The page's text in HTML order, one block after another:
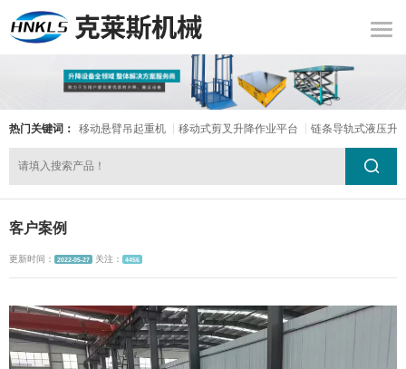
热门关键词： 移动悬臂吊起重机 移动式剪叉升降作业平台 链条导轨式液压升
客户案例
更新时间： 2022-05-27 关注： 4456